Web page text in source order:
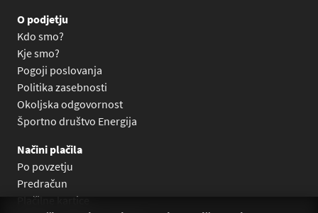
O podjetju
Kdo smo?
Kje smo?
Pogoji poslovanja
Politika zasebnosti
Okoljska odgovornost
Športno društvo Energija
Načini plačila
Po povzetju
Predračun
Plačilne kartice